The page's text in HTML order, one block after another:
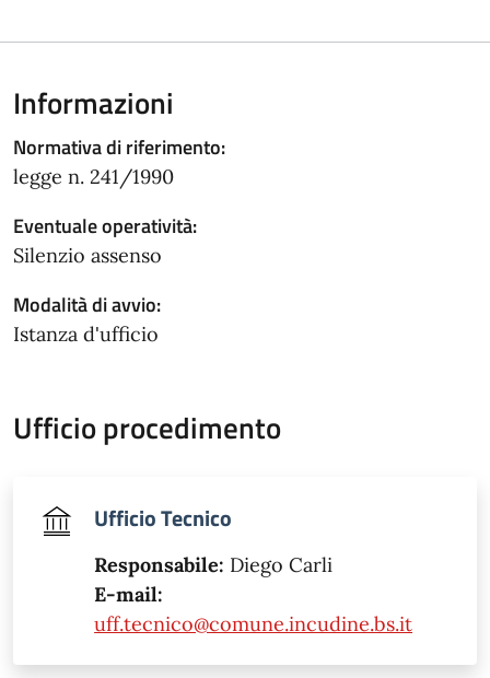
Informazioni
Normativa di riferimento:
legge n. 241/1990
Eventuale operatività:
Silenzio assenso
Modalità di avvio:
Istanza d'ufficio
Ufficio procedimento
Ufficio Tecnico
Responsabile: Diego Carli
E-mail:
uff.tecnico@comune.incudine.bs.it